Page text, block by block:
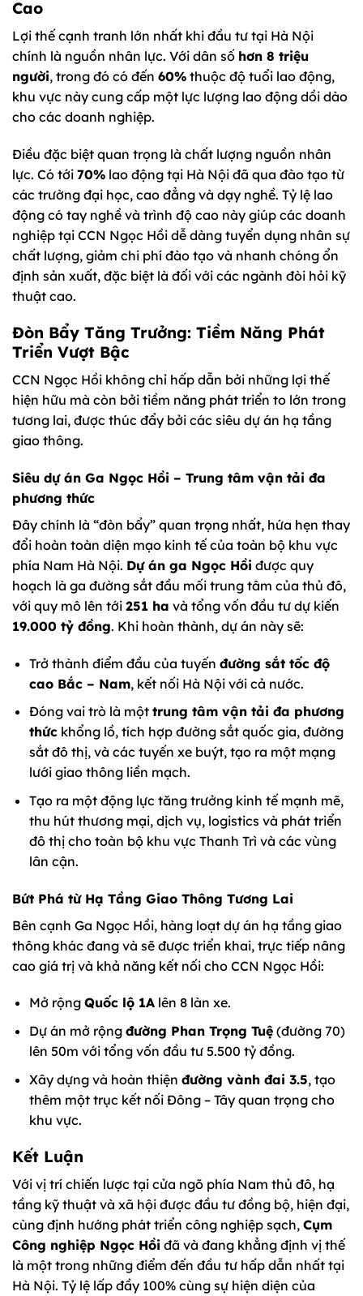
Cao
Lợi thế cạnh tranh lớn nhất khi đầu tư tại Hà Nội
chính là nguồn nhân lực. Với dân số hơn 8 triệu
người, trong đó có đến 60% thuộc độ tuổi lao động,
khu vực này cung cấp một lực lượng lao động dồi dào
cho các doanh nghiệp.
Điều đặc biệt quan trọng là chất lượng nguồn nhân
lực. Có tới 70% lao động tại Hà Nội đã qua đào tạo từ
các trường đại học, cao đẳng và dạy nghề. Tỷ lệ lao
động có tay nghề và trình độ cao này giúp các doanh
nghiệp tại CCN Ngọc Hồi dễ dàng tuyển dụng nhân sự
chất lượng, giảm chi phí đào tạo và nhanh chóng ổn
định sản xuất, đặc biệt là đối với các ngành đòi hỏi kỹ
thuật cao.
Đòn Bẩy Tăng Trưởng: Tiềm Năng Phát
Triển Vượt Bậc
CCN Ngọc Hồi không chỉ hấp dẫn bởi những lợi thế
hiện hữu mà còn bởi tiềm năng phát triển to lớn trong
tương lai, được thúc đẩy bởi các siêu dự án hạ tầng
giao thông.
Siêu dự án Ga Ngọc Hồi – Trung tâm vận tải đa
phương thức
Đây chính là “đòn bẩy” quan trọng nhất, hứa hẹn thay
đổi hoàn toàn diện mạo kinh tế của toàn bộ khu vực
phía Nam Hà Nội. Dự án ga Ngọc Hồi được quy
hoạch là ga đường sắt đầu mối trung tâm của thủ đô,
với quy mô lên tới 251 ha và tổng vốn đầu tư dự kiến
19.000 tỷ đồng. Khi hoàn thành, dự án này sẽ:
Trở thành điểm đầu của tuyến đường sắt tốc độ
cao Bắc – Nam, kết nối Hà Nội với cả nước.
Đóng vai trò là một trung tâm vận tải đa phương
thứckhổng lồ, tích hợp đường sắt quốc gia, đường
sắt đô thị, và các tuyến xe buýt, tạo ra một mạng
lưới giao thông liền mạch.
Tạo ra một động lực tăng trưởng kinh tế mạnh mẽ,
thu hút thương mại, dịch vụ, logistics và phát triển
đô thị cho toàn bộ khu vực Thanh Trì và các vùng
lân cận.
Bứt Phá từ Hạ Tầng Giao Thông Tương Lai
Bên cạnh Ga Ngọc Hồi, hàng loạt dự án hạ tầng giao
thông khác đang và sẽ được triển khai, trực tiếp nâng
cao giá trị và khả năng kết nối cho CCN Ngọc Hồi:
Mở rộng Quốc lộ 1Alên 8 làn xe.
Dự án mở rộng đường Phan Trọng Tuệ(đường 70)
lên 50m với tổng vốn đầu tư 5.500 tỷ đồng.
Xây dựng và hoàn thiện đường vành đai 3.5, tạo
thêm một trục kết nối Đông – Tây quan trọng cho
khu vực.
Kết Luận
Với vị trí chiến lược tại cửa ngõ phía Nam thủ đô, hạ
tầng kỹ thuật và xã hội được đầu tư đồng bộ, hiện đại,
cùng định hướng phát triển công nghiệp sạch, Cụm
Công nghiệp Ngọc Hồi đã và đang khẳng định vị thế
là một trong những điểm đến đầu tư hấp dẫn nhất tại
Hà Nội. Tỷ lệ lấp đầy 100% cùng sự hiện diện của